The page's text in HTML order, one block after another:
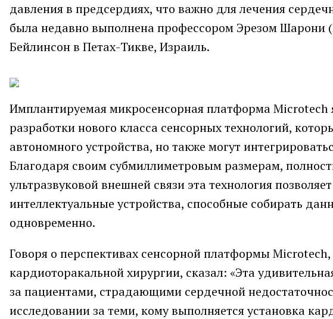
давления в предсердиях, что важно для лечения
была недавно выполнена профессором Эрезом Шарони
Бейлинсон в Петах-Тикве, Израиль.
Имплантируемая микросенсорная платформа Microtech
разработки нового класса сенсорных технологий,
автономного устройства, но также могут
Благодаря своим субмиллиметровым размерам,
ультразвуковой внешней связи эта технология
интеллектуальные устройства, способные собирать
одновременно.
Говоря о перспективах сенсорной платформы
кардиоторакальной хирургии, сказал: «Эта
за пациентами, страдающими сердечной
исследовании за теми, кому выполняется установка